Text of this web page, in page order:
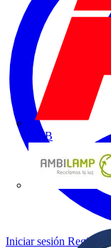
ABB
Iniciar sesión Registrarse